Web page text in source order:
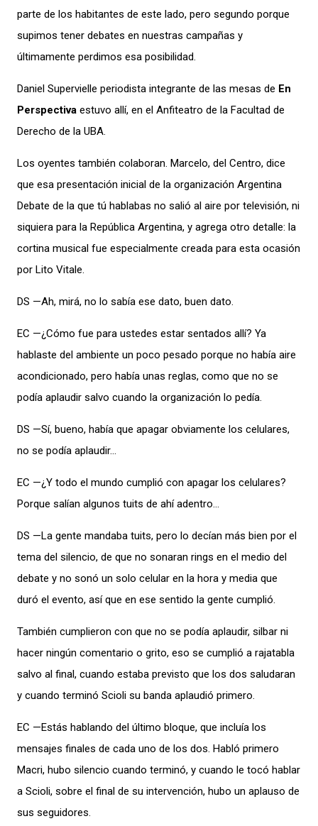
parte de los habitantes de este lado, pero segundo porque
supimos tener debates en nuestras campañas y
últimamente perdimos esa posibilidad.
Daniel Supervielle periodista integrante de las mesas de En
Perspectiva estuvo allí, en el Anfiteatro de la Facultad de
Derecho de la UBA.
Los oyentes también colaboran. Marcelo, del Centro, dice
que esa presentación inicial de la organización Argentina
Debate de la que tú hablabas no salió al aire por televisión, ni
siquiera para la República Argentina, y agrega otro detalle: la
cortina musical fue especialmente creada para esta ocasión
por Lito Vitale.
DS —Ah, mirá, no lo sabía ese dato, buen dato.
EC —¿Cómo fue para ustedes estar sentados allí? Ya
hablaste del ambiente un poco pesado porque no había aire
acondicionado, pero había unas reglas, como que no se
podía aplaudir salvo cuando la organización lo pedía.
DS —Sí, bueno, había que apagar obviamente los celulares,
no se podía aplaudir…
EC —¿Y todo el mundo cumplió con apagar los celulares?
Porque salían algunos tuits de ahí adentro…
DS —La gente mandaba tuits, pero lo decían más bien por el
tema del silencio, de que no sonaran rings en el medio del
debate y no sonó un solo celular en la hora y media que
duró el evento, así que en ese sentido la gente cumplió.
También cumplieron con que no se podía aplaudir, silbar ni
hacer ningún comentario o grito, eso se cumplió a rajatabla
salvo al final, cuando estaba previsto que los dos saludaran
y cuando terminó Scioli su banda aplaudió primero.
EC —Estás hablando del último bloque, que incluía los
mensajes finales de cada uno de los dos. Habló primero
Macri, hubo silencio cuando terminó, y cuando le tocó hablar
a Scioli, sobre el final de su intervención, hubo un aplauso de
sus seguidores.